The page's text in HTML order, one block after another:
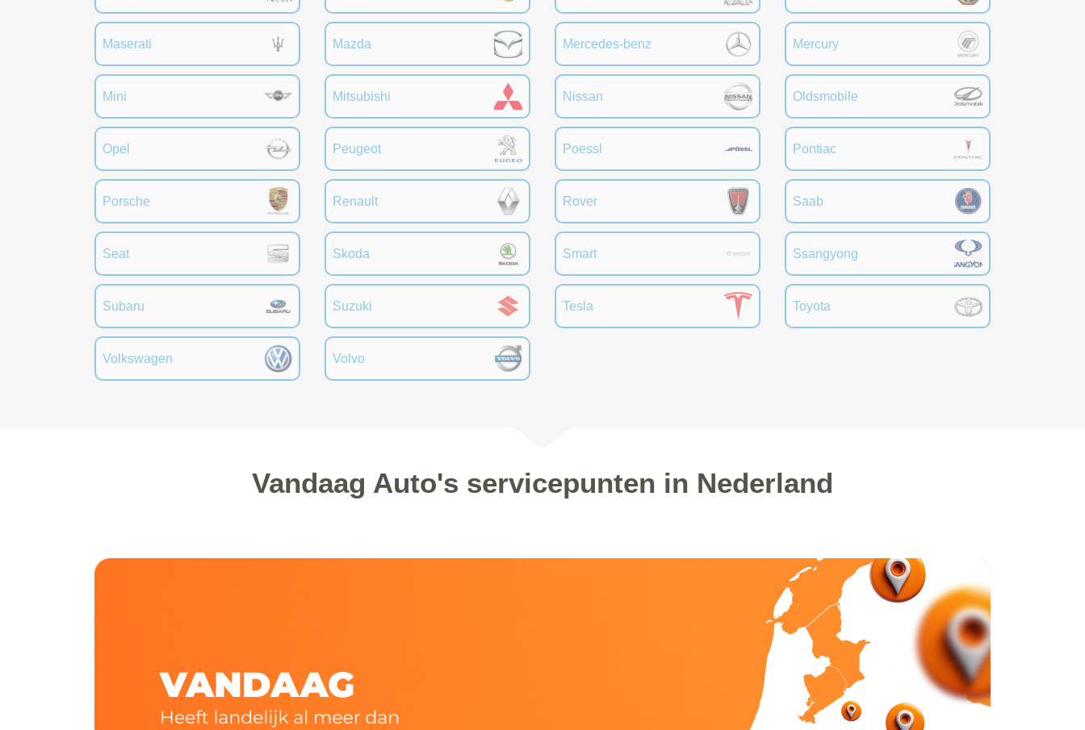
Maserati Mazda Mercedes-benz Mercury
Mini Mitsubishi Nissan Oldsmobile
Opel Peugeot Poessl Pontiac
Porsche Renault Rover Saab
Seat Skoda Smart Ssangyong
Subaru Suzuki Tesla Toyota
Volkswagen Volvo
Vandaag Auto's servicepunten in Nederland